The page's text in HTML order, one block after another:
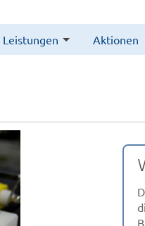
Leistungen Aktionen